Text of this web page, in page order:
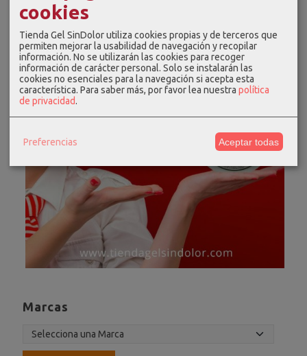
Marcas
cookies
Tienda Gel SinDolor utiliza cookies propias y de terceros que
permiten mejorar la usabilidad de navegación y recopilar
información. No se utilizarán las cookies para recoger
información de carácter personal. Solo se instalarán las
cookies no esenciales para la navegación si acepta esta
característica. Para saber más, por favor lea nuestra política
de privacidad.
Preferencias Aceptar todas